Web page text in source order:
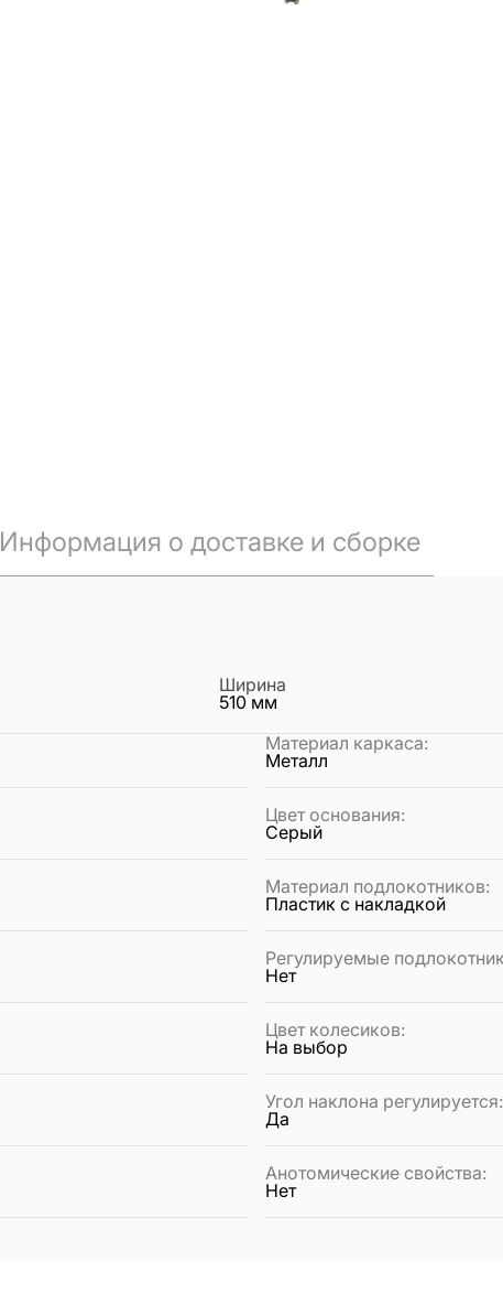
Информация о доставке и сборке
Ширина
510 мм
Материал каркаса:
Металл
Цвет основания:
Серый
Материал подлокотников:
Пластик с накладкой
Регулируемые
Нет
Цвет колесиков:
На выбор
Угол наклона регулируется:
Да
Анотомические свойства:
Нет